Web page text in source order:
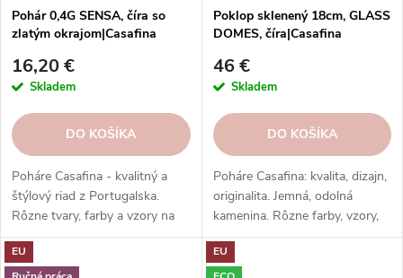
Pohár 0,4G SENSA, číra so
zlatým okrajom|Casafina
16,20 €
Skladem
DO KOŠÍKA
Poháre Casafina - kvalitný a
štýlový riad z Portugalska.
Rôzne tvary, farby a vzory na
každú príležitosť. Poháre
Casafina - radosť zo života.
Poklop sklenený 18cm, GLASS
DOMES, číra|Casafina
46 €
Skladem
DO KOŠÍKA
Poháre Casafina: kvalita, dizajn,
originalita. Jemná, odolná
kamenina. Rôzne farby, vzory,
tvary. Poháre Casafina -
skladujeme štýlovo.
EU
EU